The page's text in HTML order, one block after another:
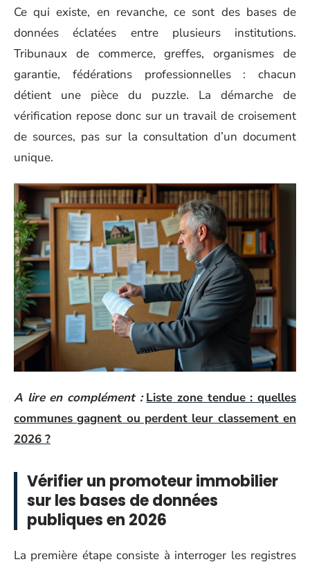
Ce qui existe, en revanche, ce sont des bases de
données éclatées entre plusieurs institutions.
Tribunaux de commerce, greffes, organismes de
garantie, fédérations professionnelles : chacun
détient une pièce du puzzle. La démarche de
vérification repose donc sur un travail de croisement
de sources, pas sur la consultation d’un document
unique.
A lire en complément : Liste zone tendue : quelles
communes gagnent ou perdent leur classement en
2026 ?
Vérifier un promoteur immobilier
sur les bases de données
publiques en 2026
La première étape consiste à interroger les registres